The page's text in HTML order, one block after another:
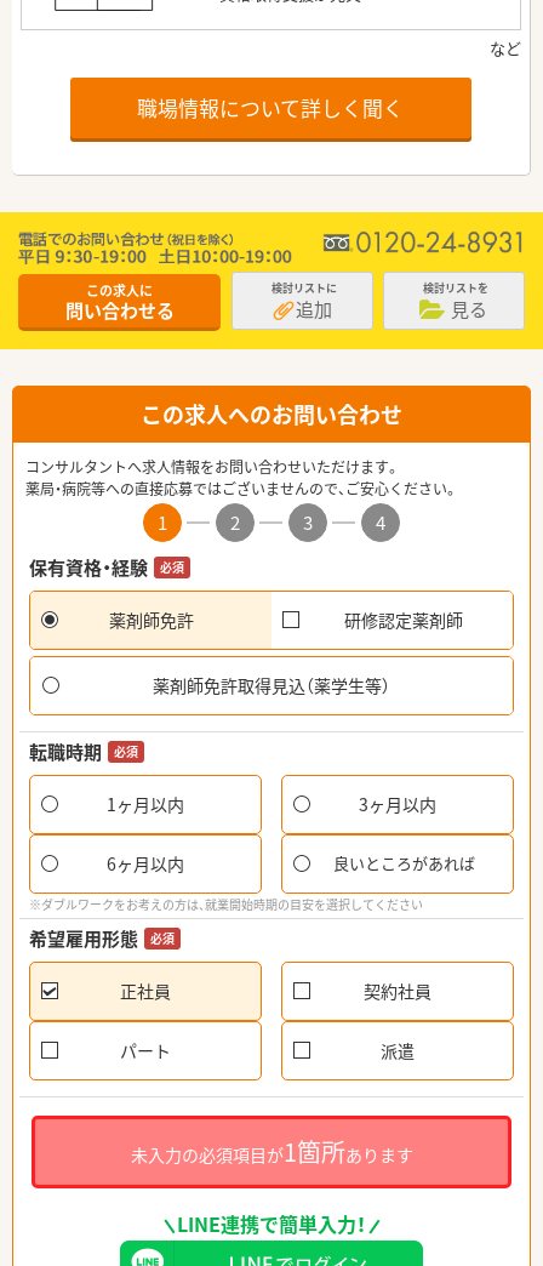
職場情報について詳しく聞く
この求人に
問い合わせる
検討リストに
追加
検討リストを
見る
この求人へのお問い合わせ
コンサルタントへ求人情報をお問い合わせいただけます。
薬局・病院等への直接応募ではございませんので、ご安心ください。
1 2 3
4
保有資格・経験
必須
薬剤師免許 研修認定薬剤師
薬剤師免許取得見込（薬学生等）
転職時期 必須
1ヶ月以内 3ヶ月以内
6ヶ月以内 良いところがあれば
※ダブルワークをお考えの方は、就業開始時期の目安を選択してください
希望雇用形態 必須
正社員 契約社員
パート 派遣
未入力の必須項目が1箇所あります
LINE連携で簡単入力！